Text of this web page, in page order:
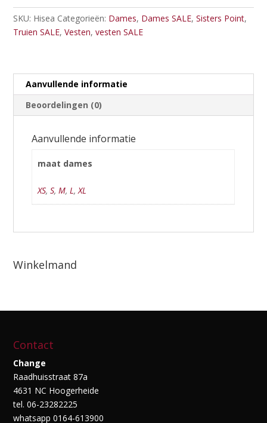
SKU: Hisea Categorieën: Dames, Dames SALE,Sisters Point,
Truien SALE,Vesten,vesten SALE
Aanvullende informatie
Beoordelingen (0)
Aanvullende informatie
maat dames
XS, S, M, L,XL
Winkelmand
Contact
Change
Raadhuisstraat 87a
4631 NC Hoogerheide
tel. 06-23282225
whatsapp 0164-613900